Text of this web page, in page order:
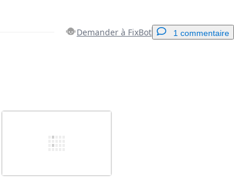
Demander à FixBot 1 commentaire